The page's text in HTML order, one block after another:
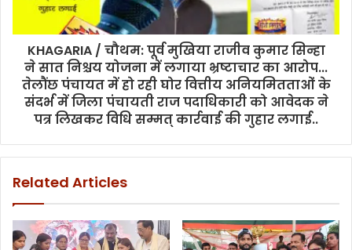
KHAGARIA / चौथम: पूर्व मुखिया राजीव कुमार सिन्हा
ने सात निश्चय योजना में लगाया भ्रष्टाचार का आरोप...
तेलौंछ पंचायत में हो रही घोर वित्तीय अनियमितताओं के
संदर्भ में जिला पंचायती राज पदाधिकारी को आवेदक ने
पत्र लिखकर विधि सम्मत् कार्रवाई की गुहार लगाई..
Related Articles